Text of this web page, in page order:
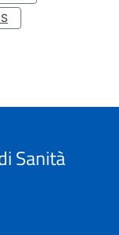
Sanità